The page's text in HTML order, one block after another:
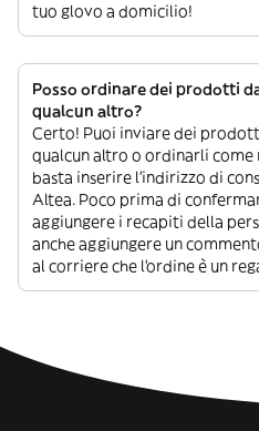
tuo glovo a domicilio!
Posso ordinare dei prodotti
qualcun altro?
Certo! Puoi inviare dei
qualcun altro o ordinarli
basta inserire l’indirizzo di
Altea. Poco prima di
aggiungere i recapiti della
anche aggiungere un
al corriere che l’ordine è un